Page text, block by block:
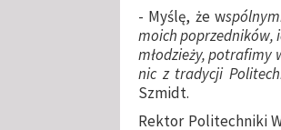
- Myślę, że w
moich poprzedników,
młodzieży, potrafimy
nic z tradycji
Szmidt.
Rektor Politechniki